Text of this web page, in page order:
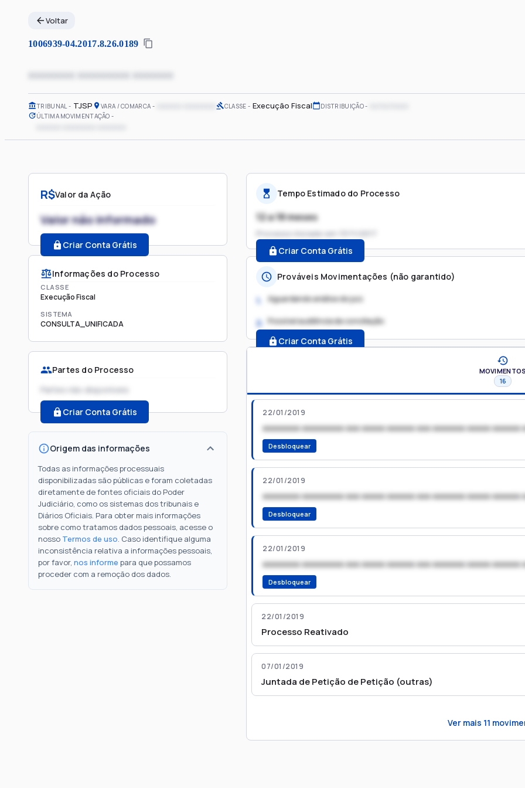
Voltar
1006939-04.2017.8.26.0189
xxxxxxxx xxxxxxxxx xxxxxxx
TRIBUNAL TJSP VARA / COMARCA CLASSE Execução Fiscal DISTRIBUIÇÃO
ÚLTIMA MOVIMENTAÇÃO
R$Valor da Ação
Valor não informado
Criar Conta Grátis
Informações do Processo
CLASSE
Execução Fiscal
SISTEMA
CONSULTA_UNIFICADA
Partes do Processo
Partes não disponíveis
Criar Conta Grátis
Origem das informações
Todas as informações processuais
disponibilizadas são públicas e foram coletadas
diretamente de fontes oficiais do Poder
Judiciário, como os sistemas dos tribunais e
Diários Oficiais. Para obter mais informações
sobre como tratamos dados pessoais, acesse o
nosso Termos de uso. Caso identifique alguma
inconsistência relativa a informações pessoais,
por favor, nos informe para que possamos
proceder com a remoção dos dados.
Tempo Estimado do Processo
12 a 18 meses
Processo iniciado em
Criar Conta Grátis
Prováveis Movimentações (não garantido)
1. Aguardando análise do juiz
2. Possível audiência de conciliação
Criar Conta Grátis
MOVIMENTOS
16
22/01/2019
xxxxxxxx xxxxxxxxx xxx xxxxx xxxxxx xxx xxxxxxx xxxxx xxxxxx
Desbloquear
22/01/2019
xxxxxxxx xxxxxxxxx xxx xxxxx xxxxxx xxx xxxxxxx xxxxx xxxxxx
Desbloquear
22/01/2019
xxxxxxxx xxxxxxxxx xxx xxxxx xxxxxx xxx xxxxxxx xxxxx xxxxxx
Desbloquear
22/01/2019
Processo Reativado
07/01/2019
Juntada de Petição de Petição (outras)
Ver mais 11